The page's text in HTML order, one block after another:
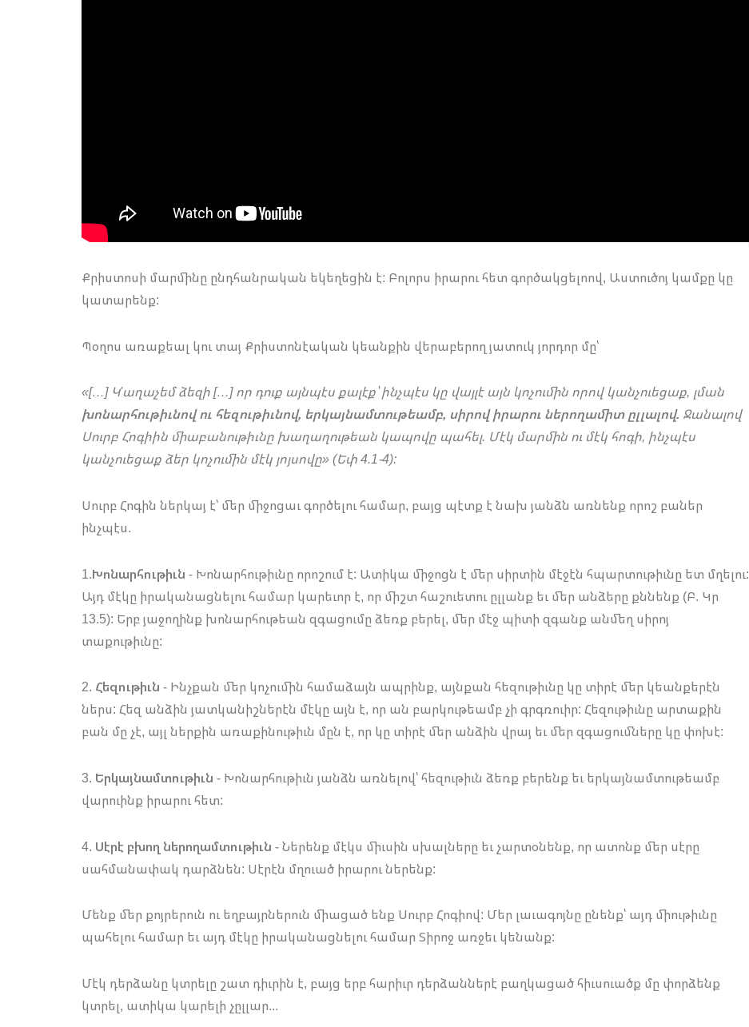
Քրիստոսի մարմինը ընդհանրական եկեղեցին է: Բոլորս իրարու հետ գործակցելոով, Աստուծոյ կամքը կը
կատարենք:
Պօղոս առաքեալ կու տայ Քրիստոնէական կեանքին վերաբերող յատուկ յորդոր մը՝
«[…] Կ'աղաչեմ ձեզի […] որ դուք այնպէս քալէք՝ ինչպէս կը վայլէ այն կոչումին որով կանչուեցաք, լման
խոնարհութիւնով ու հեզութիւնով, երկայնամտութեամբ, սիրով իրարու ներողամիտ ըլլալով. Ջանալով
Սուրբ Հոգիին միաբանութիւնը խաղաղութեան կապովը պահել. Մէկ մարմին ու մէկ հոգի, ինչպէս
կանչուեցաք ձեր կոչումին մէկ յոյսովը» (Եփ 4.1-4):
Սուրբ Հոգին ներկայ է՝ մեր միջոցաւ գործելու համար, բայց պէտք է նախ յանձն առնենք որոշ բաներ
ինչպէս.
1.Խոնարհութիւն - Խոնարհութիւնը որոշում է: Ատիկա միջոցն է մեր սիրտին մէջէն հպարտութիւնը ետ մղելու:
Այդ մէկը իրականացնելու համար կարեւոր է, որ միշտ հաշուետու ըլլանք եւ մեր անձերը քննենք (Բ. Կր
13.5): Երբ յաջողինք խոնարհութեան զգացումը ձեռք բերել, մեր մէջ պիտի զգանք անմեղ սիրոյ
տաքութիւնը:
2. Հեզութիւն - Ինչքան մեր կոչումին համաձայն ապրինք, այնքան հեզութիւնը կը տիրէ մեր կեանքերէն
ներս: Հեզ անձին յատկանիշներէն մէկը այն է, որ ան բարկութեամբ չի գրգռուիր: Հեզութիւնը արտաքին
բան մը չէ, այլ ներքին առաքինութիւն մըն է, որ կը տիրէ մեր անձին վրայ եւ մեր զգացումները կը փոխէ:
3. Երկայնամտութիւն - Խոնարհութիւն յանձն առնելով՝ հեզութիւն ձեռք բերենք եւ երկայնամտութեամբ
վարուինք իրարու հետ:
4. Սէրէ բխող ներողամտութիւն - Ներենք մէկս միւսին սխալները եւ չարտօնենք, որ ատոնք մեր սէրը
սահմանափակ դարձնեն: Սէրէն մղուած իրարու ներենք:
Մենք մեր քոյրերուն ու եղբայրներուն միացած ենք Սուրբ Հոգիով: Մեր լաւագոյնը ընենք՝ այդ միութիւնը
պահելու համար եւ այդ մէկը իրականացնելու համար Տիրոջ առջեւ կենանք:
Մէկ դերձանը կտրելը շատ դիւրին է, բայց երբ հարիւր դերձաններէ բաղկացած հիւսուածք մը փորձենք
կտրել, ատիկա կարելի չըլլար...